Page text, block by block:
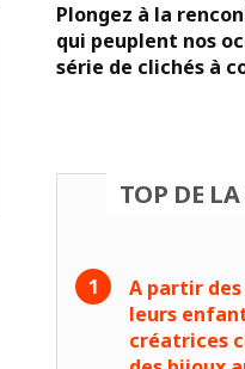
Plongez à la
qui peuplent nos
série de clichés à
TOP DE
A partir des
leurs
créatrices